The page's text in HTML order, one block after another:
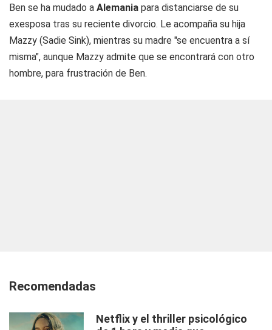
Ben se ha mudado a Alemania para distanciarse de su
exesposa tras su reciente divorcio. Le acompaña su hija
Mazzy (Sadie Sink), mientras su madre "se encuentra a sí
misma", aunque Mazzy admite que se encontrará con otro
hombre, para frustración de Ben.
Recomendadas
Netflix y el thriller psicológico